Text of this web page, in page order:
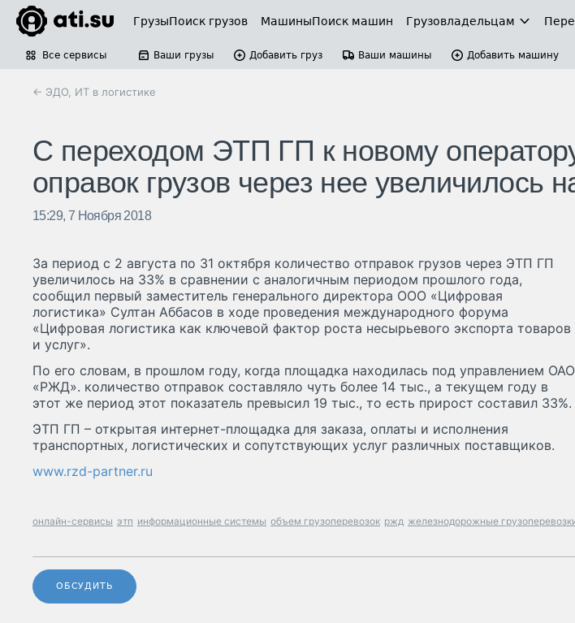
ГрузыПоиск грузов МашиныПоиск машин Грузовладельцам
Все сервисы Ваши грузы Добавить груз Ваши машины Добавить машину
← ЭДО, ИТ в логистике
С переходом ЭТП ГП к новому
оправок грузов через нее увеличилось
15:29, 7 Ноября 2018
За период с 2 августа по 31 октября количество отправок грузов через ЭТП ГП
увеличилось на 33% в сравнении с аналогичным периодом прошлого года,
сообщил первый заместитель генерального директора ООО «Цифровая
логистика» Султан Аббасов в ходе проведения международного форума
«Цифровая логистика как ключевой фактор роста несырьевого экспорта товаров
и услуг».
По его словам, в прошлом году, когда площадка находилась под управлением ОАО
«РЖД». количество отправок составляло чуть более 14 тыс., а текущем году в
этот же период этот показатель превысил 19 тыс., то есть прирост составил 33%.
ЭТП ГП – открытая интернет-площадка для заказа, оплаты и исполнения
транспортных, логистических и сопутствующих услуг различных поставщиков.
www.rzd-partner.ru
онлайн-сервисы этп информационные системы объем грузоперевозок ржд железнодорожные
ОБСУДИТЬ